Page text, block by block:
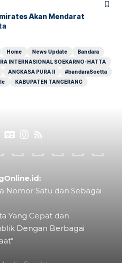
Akan Mendarat
Home News Update
Bandara
INTERNASIONAL SOEKARNO-HATTA
ANGKASA PURA II
#bandaraSoetta
KABUPATEN TANGERANG
Nomor Satu dan Sebagai
Yang Cepat dan
Dengan Berbagai